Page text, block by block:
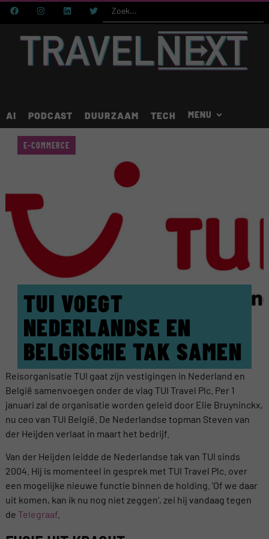
AI PODCAST DUURZAAM TECH
TUI VOEGT
NEDERLANDSE EN
BELGISCHE TAK SAMEN
E-COMMERCE
Reisorganisatie TUI gaat zijn vestigingen in Nederland en
België samenvoegen onder de vlag TUI Travel Plc. Per 1
januari zal de organisatie worden geleid door Elie Bruyninckx,
nu ceo van TUI België. De Nederlandse topman Steven van
der Heijden verlaat in maart het bedrijf.
Van der Heijden leidde de Nederlandse tak van TUI sinds
2004. Hij is momenteel in gesprek met TUI Travel Plc. over
een mogelijke nieuwe functie binnen de holding. ‘Of we daar
uit komen, kan ik nu nog niet zeggen’, zei hij vandaag tegen
de Telegraaf.